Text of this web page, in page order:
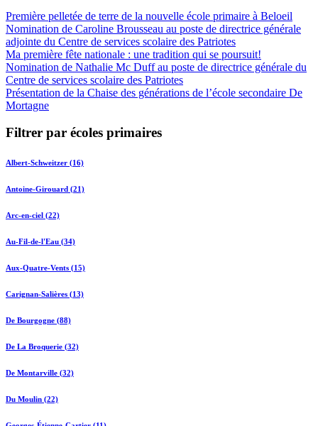
Première pelletée de terre de la nouvelle école primaire à Beloeil
Nomination de Caroline Brousseau au poste de directrice générale
adjointe du Centre de services scolaire des Patriotes
Ma première fête nationale : une tradition qui se poursuit!
Nomination de Nathalie Mc Duff au poste de directrice générale du
Centre de services scolaire des Patriotes
Présentation de la Chaise des générations de l’école secondaire De
Mortagne
Filtrer par écoles primaires
Albert-Schweitzer (16)
Antoine-Girouard (21)
Arc-en-ciel (22)
Au-Fil-de-l'Eau (34)
Aux-Quatre-Vents (15)
Carignan-Salières (13)
De Bourgogne (88)
De La Broquerie (32)
De Montarville (32)
Du Moulin (22)